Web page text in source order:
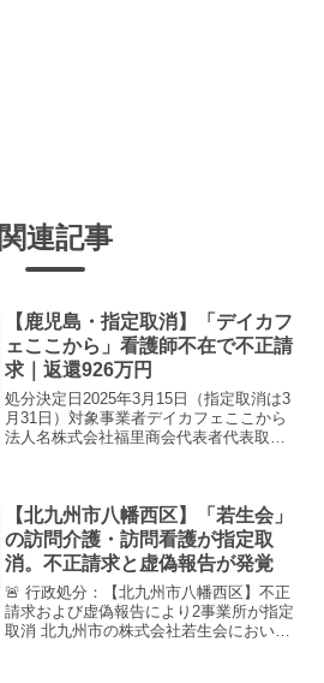
関連記事
【鹿児島・指定取消】「デイカフ
ェここから」看護師不在で不正請
求｜返還926万円
処分決定日2025年3月15日（指定取消は3
月31日）対象事業者デイカフェここから
法人名株式会社福里商会代表者代表取締
あ...
【北九州市八幡西区】「若生会」
の訪問介護・訪問看護が指定取
消。不正請求と虚偽報告が発覚
🚨 行政処分：【北九州市八幡西区】不正
請求および虚偽報告により2事業所が指定
取消 北九州市の株式会社若生会におい